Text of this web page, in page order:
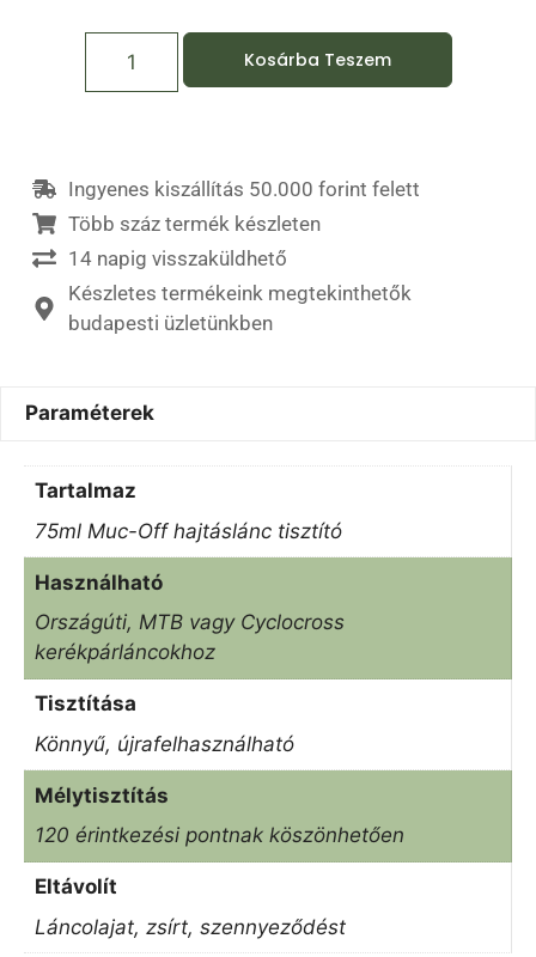
Kosárba Teszem
Ingyenes kiszállítás 50.000 forint felett
Több száz termék készleten
14 napig visszaküldhető
Készletes termékeink megtekinthetők
budapesti üzletünkben
Paraméterek
Tartalmaz
75ml Muc-Off hajtáslánc tisztító
Használható
Országúti, MTB vagy Cyclocross
kerékpárláncokhoz
Tisztítása
Könnyű, újrafelhasználható
Mélytisztítás
120 érintkezési pontnak köszönhetően
Eltávolít
Láncolajat, zsírt, szennyeződést